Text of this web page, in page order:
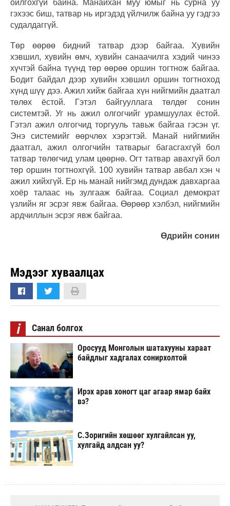
ойлгохгүй байна. Манайхан муу юмыг нь сурна уу
гэхээс биш, татвар нь иргэдэд үйлчилж байна уу гэдгээ
судалдаггүй.
Төр өөрөө бидний татвар дээр байгаа. Хувийн
хэвшил, хувийн өмч, хувийн санаачилга хэдий чинээ
хүчтэй байна түүнд төр өөрөө оршин тогтнож байгаа.
Бодит байдал дээр хувийн хэвшил оршин тогтноход
хүнд шүү дээ. Ажил хийж байгаа хүн нийгмийн даатгал
төлөх ёстой. Гэтэл байгууллага төлдөг сонин
системтэй. Уг нь ажил олгогчийг урамшуулах ёстой.
Гэтэл ажил олгогчид торгууль тавьж байгаа гэсэн үг.
Энэ системийг өөрчлөх хэрэгтэй. Манай нийгмийн
даатгал, ажил олгогчийн татварыг багасгахгүй бол
татвар төлөгчид улам цөөрнө. Огт татвар авахгүй бол
төр оршин тогтнохгүй. 100 хувийн татвар авбал хэн ч
ажил хийхгүй. Ер нь манай нийгэмд дундаж давхаргаа
хоёр талаас нь зулгааж байгаа. Социал демократ
үзлийн яг эсрэг явж байгаа. Өөрөөр хэлбэл, нийгмийн
ардчиллын эсрэг явж байгаа.
Өдрийн сонин
Мэдээг хуваалцах
i Санал болгох
Оросууд Монголын шатахууны хараат
байдлыг хадгалах сонирхолтой
Ирэх арав хоногт цаг агаар ямар байх
вэ?
С.Зоригийн хөшөөг хулгайлсан уу,
хулгайд алдсан уу?